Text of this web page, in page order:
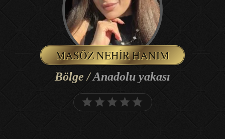
MASÖZ NEHIR HANIM
Bölge /Anadolu yakası